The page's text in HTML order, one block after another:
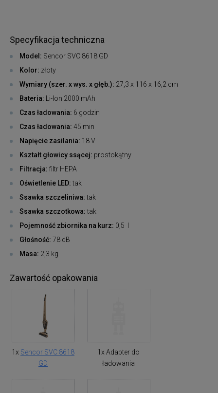
Specyfikacja techniczna
Model: Sencor SVC 8618 GD
Kolor: złoty
Wymiary (szer. x wys. x głęb.): 27,3 x 116 x 16,2 cm
Bateria: Li-Ion 2000 mAh
Czas ładowania: 6 godzin
Czas ładowania: 45 min
Napięcie zasilania: 18 V
Kształt głowicy ssącej: prostokątny
Filtracja: filtr HEPA
Oświetlenie LED:tak
Ssawka szczeliniwa:tak
Ssawka szczotkowa:tak
Pojemność zbiornika na kurz: 0,5 l
Głośność: 78 dB
Masa: 2,3 kg
Zawartość opakowania
1x Sencor SVC 8618
GD
1x Adapter do
ładowania